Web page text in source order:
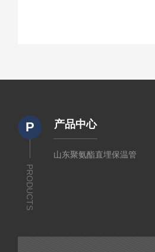
P
PRODUCTS
产品中心
山东聚氨酯直埋保温管